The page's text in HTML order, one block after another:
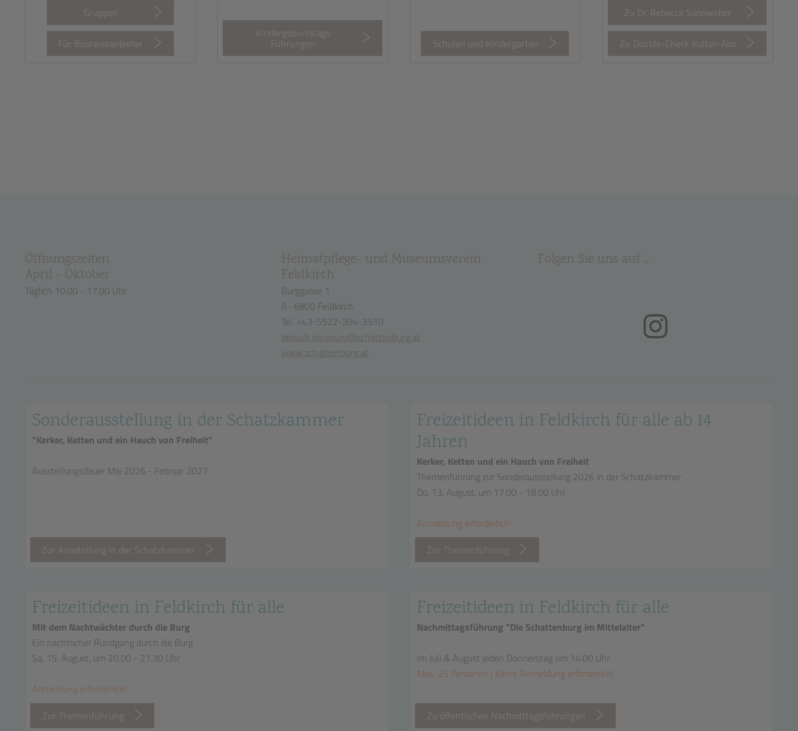
Gruppen
Für Busreiseanbieter
Kindergeburtstags
Führungen Schulen und Kindergarten
Zu Dr. Rebecca Sonnweber
Zu Double-Check Kultur-Abo
Öffnungszeiten
April - Oktober
Täglich 10.00 - 17.00 Uhr
Heimatpflege- und Museumsverein
Feldkirch
Burggasse 1
A- 6800 Feldkirch
Tel. +43-5522-304-3510
besuch.museum@schattenburg.at
www.schattenburg.at
Folgen Sie uns auf ...
Sonderausstellung in der Schatzkammer
"Kerker, Ketten und ein Hauch von Freiheit"
Ausstellungsdauer Mai 2026 - Februar 2027
Zur Ausstellung in der Schatzkammer
Freizeitideen in Feldkirch für alle ab 14
Jahren
Kerker, Ketten und ein Hauch von Freiheit
Themenführung zur Sonderausstellung 2026 in der Schatzkammer
Do, 13. August, um 17.00 - 18.00 Uhr
Anmeldung erforderlich!
Zur Themenführung
Freizeitideen in Feldkirch für alle
Mit dem Nachtwächter durch die Burg
Ein nächtlicher Rundgang durch die Burg
Sa, 15. August, um 20.00 - 21.30 Uhr
Anmeldung erforderlich!
Zur Themenführung
Freizeitideen in Feldkirch für alle
Nachmittagsführung "Die Schattenburg im Mittelalter"
Im Juli & August jeden Donnerstag um 14.00 Uhr
Max. 25 Personen | Keine Anmeldung erforderlich!
Zu öffentlichen Nachmittagsführungen